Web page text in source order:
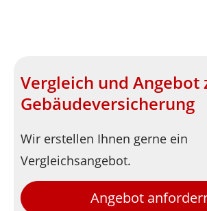
Vergleich und Angebot
Gebäudeversicherung
Wir erstellen Ihnen gerne ein
Vergleichsangebot.
Angebot